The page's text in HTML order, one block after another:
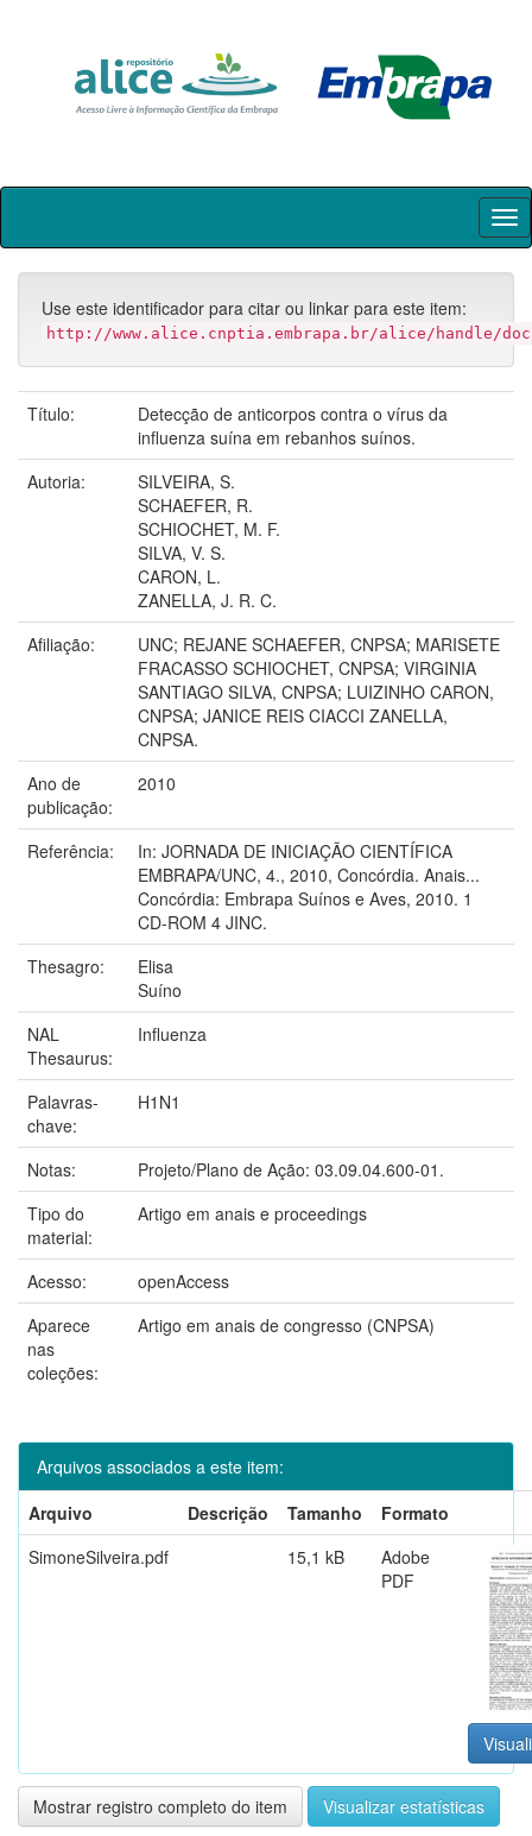
Skip
Use este identificador para citar ou linkar para este item:
http://www.alice.cnptia.embrapa.br/alice/handle/
Título:
Detecção de anticorpos contra o vírus da
influenza suína em rebanhos suínos.
Autoria:
SILVEIRA, S.
SCHAEFER, R.
SCHIOCHET, M. F.
SILVA, V. S.
CARON, L.
ZANELLA, J. R. C.
Afiliação:
UNC; REJANE SCHAEFER, CNPSA; MARISETE
FRACASSO SCHIOCHET, CNPSA; VIRGINIA
SANTIAGO SILVA, CNPSA; LUIZINHO CARON,
CNPSA; JANICE REIS CIACCI ZANELLA,
CNPSA.
Ano de
publicação:
2010
Referência:
In: JORNADA DE INICIAÇÃO CIENTÍFICA
EMBRAPA/UNC, 4., 2010, Concórdia. Anais...
Concórdia: Embrapa Suínos e Aves, 2010. 1
CD-ROM 4 JINC.
Thesagro:
Elisa
Suíno
NAL
Thesaurus:
Influenza
Palavras-
chave:
H1N1
Notas:
Projeto/Plano de Ação: 03.09.04.600-01.
Tipo do
material:
Artigo em anais e proceedings
Acesso:
openAccess
Aparece
nas
coleções:
Artigo em anais de congresso (CNPSA)
Arquivos associados a este item:
Arquivo
Descrição Tamanho
Formato
SimoneSilveira.pdf
15,1 kB
Adobe
PDF
Mostrar registro completo do item Visualizar estatísticas